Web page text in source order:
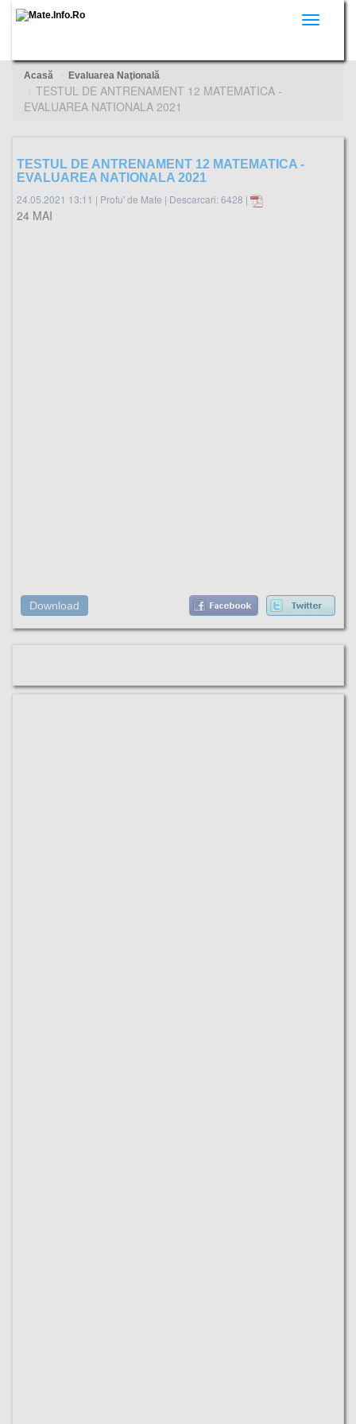
Toggle
Acasă Evaluarea Naţională
TESTUL DE ANTRENAMENT 12 MATEMATICA -
EVALUAREA NATIONALA 2021
TESTUL DE ANTRENAMENT 12 MATEMATICA -
EVALUAREA NATIONALA 2021
24.05.2021 13:11 | Profu' de Mate | Descarcari: 6428 |
24 MAI
Download